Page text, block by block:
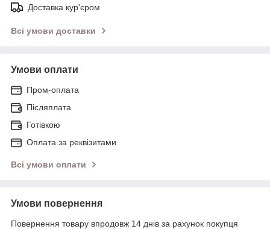
Доставка кур'єром
Всі умови доставки
Умови оплати
Пром-оплата
Післяплата
Готівкою
Оплата за реквізитами
Всі умови оплати
Умови повернення
Повернення товару впродовж 14 днів за рахунок покупця